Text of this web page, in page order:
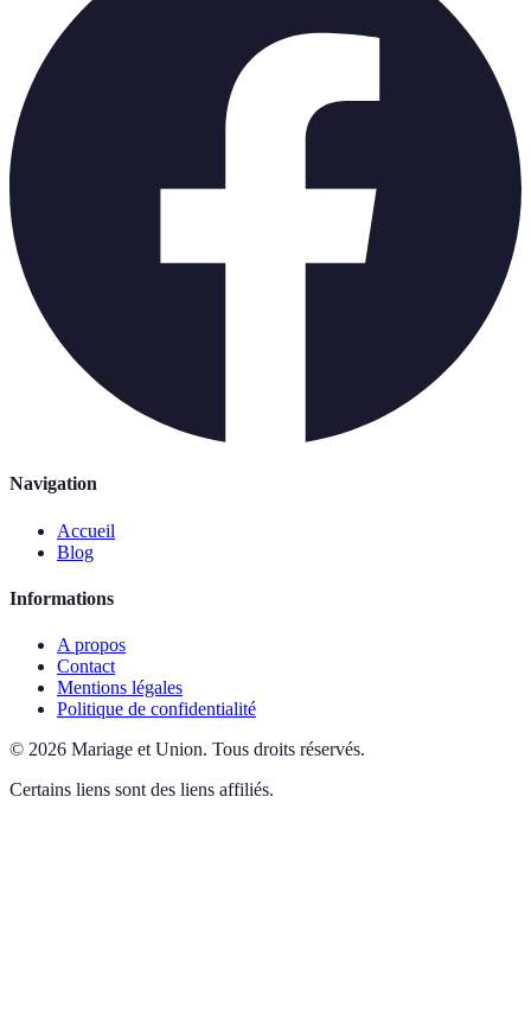
Navigation
Accueil
Blog
Informations
A propos
Contact
Mentions légales
Politique de confidentialité
© 2026 Mariage et Union. Tous droits réservés.
Certains liens sont des liens affiliés.